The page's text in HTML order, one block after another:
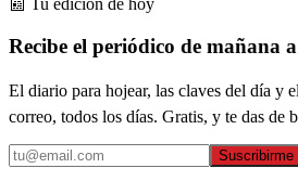
Recibe el periódico de mañana
El diario para hojear, las claves del día y
correo, todos los días. Gratis, y te das de
Suscribirme